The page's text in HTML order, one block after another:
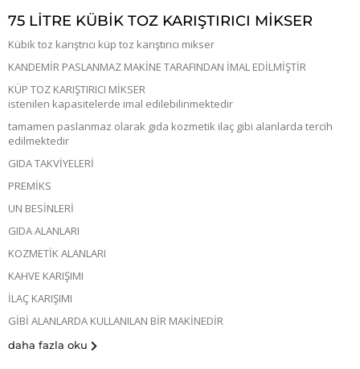
75 LİTRE KÜBİK TOZ KARIŞTIRICI MİKSER
Kübik toz karıştrıcı küp toz karıştırıcı mikser
KANDEMİR PASLANMAZ MAKİNE TARAFINDAN İMAL EDİLMİŞTİR
KÜP TOZ KARIŞTIRICI MİKSER
istenilen kapasitelerde imal edilebilinmektedir
tamamen paslanmaz olarak gıda kozmetik ilaç gibi alanlarda tercih
edilmektedir
GIDA TAKVİYELERİ
PREMİKS
UN BESİNLERİ
GIDA ALANLARI
KOZMETİK ALANLARI
KAHVE KARIŞIMI
İLAÇ KARIŞIMI
GİBİ ALANLARDA KULLANILAN BİR MAKİNEDİR
daha fazla oku